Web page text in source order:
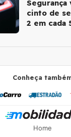
Segurança
cinto de
2 em cada
Conheça
Home